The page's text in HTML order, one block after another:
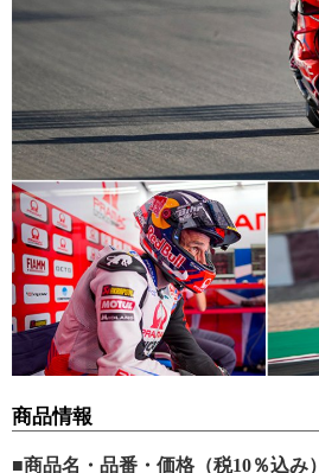
商品情報
■商品名・品番・価格（税10％込み）